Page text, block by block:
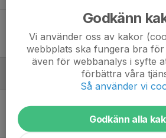
19:00
Dagsbergs IF A - Norrköpings IF
Dagsbergsvallen
0- 7
18:30
Godkänn
Vi använder oss av kakor
webbplats ska fungera bra för
även för webbanalys i syfte
förbättra våra
Så använder vi
Godkänn alla